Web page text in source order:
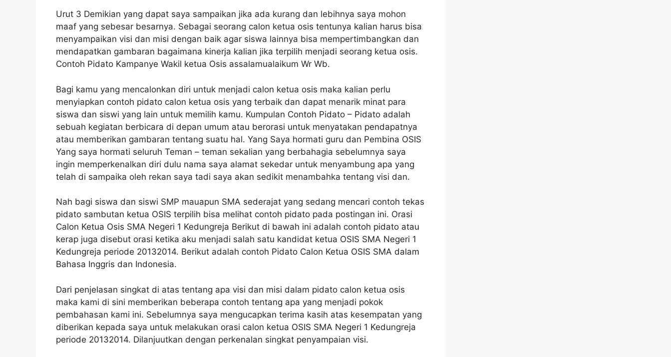
Urut 3 Demikian yang dapat saya sampaikan jika ada kurang dan lebihnya saya mohon
maaf yang sebesar besarnya. Sebagai seorang calon ketua osis tentunya kalian harus bisa
menyampaikan visi dan misi dengan baik agar siswa lainnya bisa mempertimbangkan dan
mendapatkan gambaran bagaimana kinerja kalian jika terpilih menjadi seorang ketua osis.
Contoh Pidato Kampanye Wakil ketua Osis assalamualaikum Wr Wb.
Bagi kamu yang mencalonkan diri untuk menjadi calon ketua osis maka kalian perlu
menyiapkan contoh pidato calon ketua osis yang terbaik dan dapat menarik minat para
siswa dan siswi yang lain untuk memilih kamu. Kumpulan Contoh Pidato – Pidato adalah
sebuah kegiatan berbicara di depan umum atau berorasi untuk menyatakan pendapatnya
atau memberikan gambaran tentang suatu hal. Yang Saya hormati guru dan Pembina OSIS
Yang saya hormati seluruh Teman – teman sekalian yang berbahagia sebelumnya saya
ingin memperkenalkan diri dulu nama saya alamat sekedar untuk menyambung apa yang
telah di sampaika oleh rekan saya tadi saya akan sedikit menambahka tentang visi dan.
Nah bagi siswa dan siswi SMP mauapun SMA sederajat yang sedang mencari contoh tekas
pidato sambutan ketua OSIS terpilih bisa melihat contoh pidato pada postingan ini. Orasi
Calon Ketua Osis SMA Negeri 1 Kedungreja Berikut di bawah ini adalah contoh pidato atau
kerap juga disebut orasi ketika aku menjadi salah satu kandidat ketua OSIS SMA Negeri 1
Kedungreja periode 20132014. Berikut adalah contoh Pidato Calon Ketua OSIS SMA dalam
Bahasa Inggris dan Indonesia.
Dari penjelasan singkat di atas tentang apa visi dan misi dalam pidato calon ketua osis
maka kami di sini memberikan beberapa contoh tentang apa yang menjadi pokok
pembahasan kami ini. Sebelumnya saya mengucapkan terima kasih atas kesempatan yang
diberikan kepada saya untuk melakukan orasi calon ketua OSIS SMA Negeri 1 Kedungreja
periode 20132014. Dilanjuutkan dengan perkenalan singkat penyampaian visi.